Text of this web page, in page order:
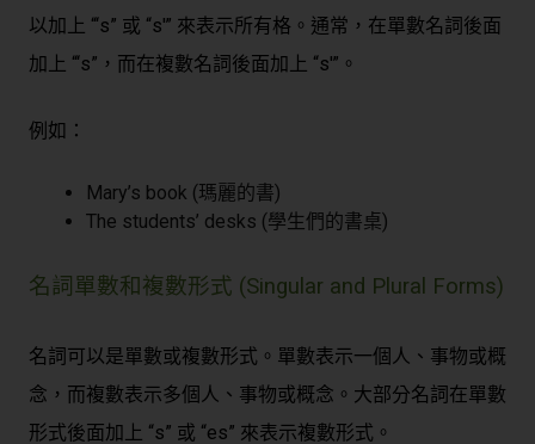
以加上 “‘s” 或 “s'” 來表示所有格。通常，在單數名詞後面
加上 “‘s”，而在複數名詞後面加上 “s'”。
例如：
Mary’s book (瑪麗的書)
The students’ desks (學生們的書桌)
名詞單數和複數形式 (Singular and Plural Forms)
名詞可以是單數或複數形式。單數表示一個人、事物或概
念，而複數表示多個人、事物或概念。大部分名詞在單數
形式後面加上 “s” 或 “es” 來表示複數形式。